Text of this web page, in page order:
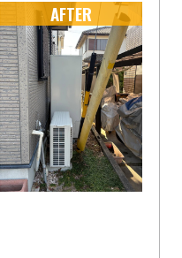
AFTER